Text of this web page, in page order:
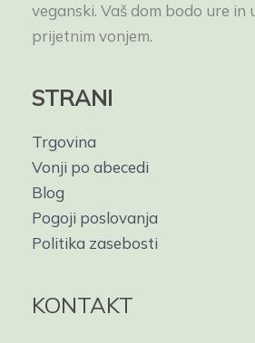
veganski. Vaš dom bodo ure in
prijetnim vonjem.
STRANI
Trgovina
Vonji po abecedi
Blog
Pogoji poslovanja
Politika zasebosti
KONTAKT